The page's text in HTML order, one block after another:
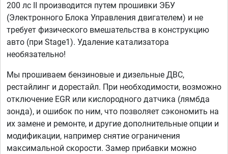
200 лс II производится путем прошивки ЭБУ
(Электронного Блока Управления двигателем) и не
требует физического вмешательства в конструкцию
авто (при Stage1). Удаление катализатора
необязательно!
Мы прошиваем бензиновые и дизельные ДВС,
рестайлинг и дорестайл. При необходимости, возможно
отключение EGR или кислородного датчика (лямбда
зонда), и ошибок по ним, что позволяет сэкономить на
их замене и ремонте, и другие дополнительные опции и
модификации, например снятие ограничения
максимальной скорости. Замер прибавки можно